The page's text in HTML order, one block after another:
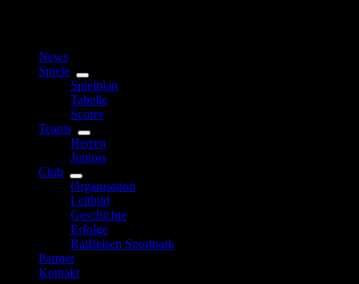
News
Spiele
Spielplan
Tabelle
Scorer
Teams
Herren
Juniors
Club
Organisation
Leitbild
Geschichte
Erfolge
Raiffeisen Sportpark
Partner
Kontakt